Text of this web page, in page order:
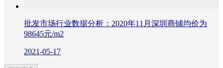
批发市场行业数据分析：2020年11月深圳商铺均价为
98645元/m2
2021-05-17